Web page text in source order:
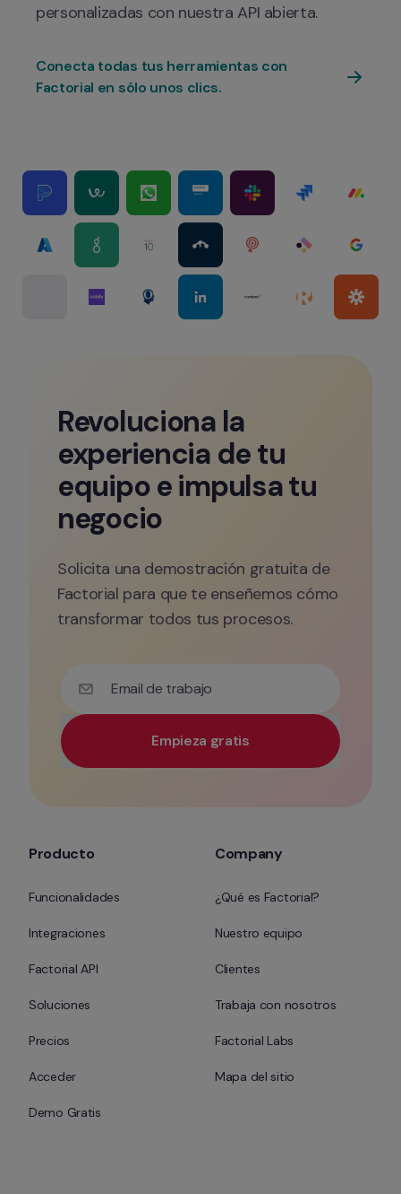
personalizadas con nuestra API abierta.
Conecta todas tus herramientas con
Factorial en sólo unos clics.
Revoluciona la
experiencia de tu
equipo e impulsa tu
negocio
Solicita una demostración gratuita de
Factorial para que te enseñemos cómo
transformar todos tus procesos.
Email de trabajo
Empieza gratis
Producto
Funcionalidades
Integraciones
Factorial API
Soluciones
Precios
Acceder
Demo Gratis
Company
¿Qué es Factorial?
Nuestro equipo
Clientes
Trabaja con nosotros
Factorial Labs
Mapa del sitio